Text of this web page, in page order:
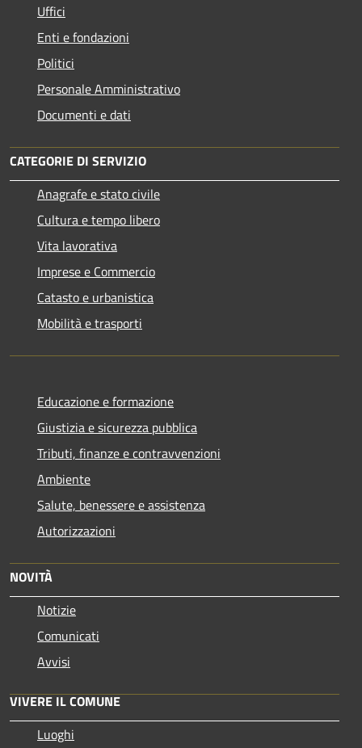
Uffici
Enti e fondazioni
Politici
Personale Amministrativo
Documenti e dati
CATEGORIE DI SERVIZIO
Anagrafe e stato civile
Cultura e tempo libero
Vita lavorativa
Imprese e Commercio
Catasto e urbanistica
Mobilità e trasporti
Educazione e formazione
Giustizia e sicurezza pubblica
Tributi, finanze e contravvenzioni
Ambiente
Salute, benessere e assistenza
Autorizzazioni
NOVITÀ
Notizie
Comunicati
Avvisi
VIVERE IL COMUNE
Luoghi